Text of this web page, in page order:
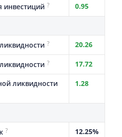
инвестиций ? 0.95
? 20.26
? 17.72
ликвидности 1.28
? 12.25%